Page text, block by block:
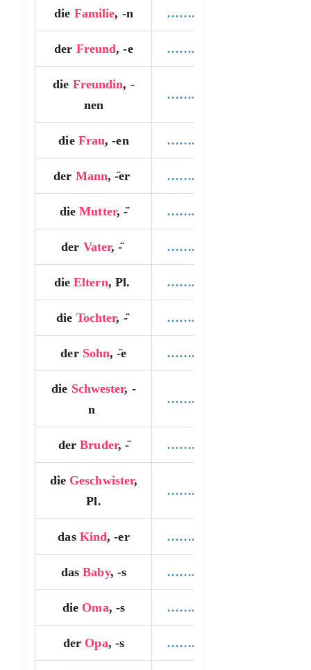
die Familie, -n …….
der Freund, -e …….
die Freundin, -
nen
…….
dieFrau, -en …….
der Mann, -̈er …….
die Mutter, -̈ …….
der Vater, -̈ …….
dieEltern, Pl. …….
die Tochter, -̈ …….
derSohn, -̈e …….
die Schwester, -
n
…….
der Bruder, -̈ …….
dieGeschwister,
Pl.
…….
dasKind, -er …….
das Baby, -s …….
die Oma, -s …….
der Opa, -s …….